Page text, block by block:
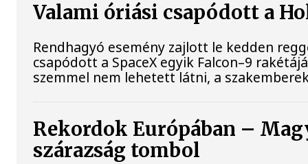
Valami óriási csapódott a
Rendhagyó esemény zajlott le kedden
csapódott a SpaceX egyik Falcon–9
szemmel nem lehetett látni, a
Rekordok Európában –
szárazság tombol